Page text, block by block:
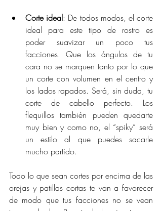
Corte ideal: De todos modos, el corte
ideal para este tipo de rostro es
poder suavizar un poco tus
facciones. Que los ángulos de tu
cara no se marquen tanto por lo que
un corte con volumen en el centro y
los lados rapados. Será, sin duda, tu
corte de cabello perfecto. Los
flequillos también pueden quedarte
muy bien y como no, el “spiky” será
un estilo al que puedes sacarle
mucho partido.
Todo lo que sean cortes por encima de las
orejas y patillas cortas te van a favorecer
de modo que tus facciones no se vean